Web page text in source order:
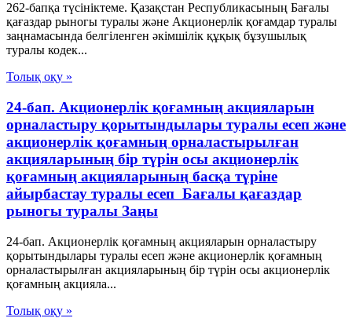
262-бапқа түсініктеме. Қазақстан Республикасының Бағалы
қағаздар рыногы туралы және Акционерлік қоғамдар туралы
заңнамасында белгіленген әкімшілік құқық бұзушылық
туралы кодек...
Толық оқу »
24-бап. Акционерлік қоғамның акцияларын
орналастыру қорытындылары туралы есеп және
акционерлік қоғамның орналастырылған
акцияларының бір түрін осы акционерлік
қоғамның акцияларының басқа түріне
айырбастау туралы есеп Бағалы қағаздар
рыногы туралы Заңы
24-бап. Акционерлік қоғамның акцияларын орналастыру
қорытындылары туралы есеп және акционерлік қоғамның
орналастырылған акцияларының бір түрін осы акционерлік
қоғамның акцияла...
Толық оқу »